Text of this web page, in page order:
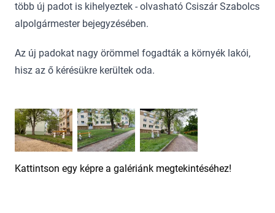
több új padot is kihelyeztek - olvasható Csiszár Szabolcs
alpolgármester bejegyzésében.
Az új padokat nagy örömmel fogadták a környék lakói,
hisz az ő kérésükre kerültek oda.
Kattintson egy képre a galériánk megtekintéséhez!